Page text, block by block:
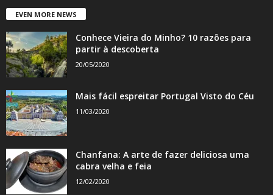
EVEN MORE NEWS
Conhece Vieira do Minho? 10 razões para
partir à descoberta
20/05/2020
Mais fácil espreitar Portugal Visto do Céu
11/03/2020
Chanfana: A arte de fazer deliciosa uma
cabra velha e feia
12/02/2020